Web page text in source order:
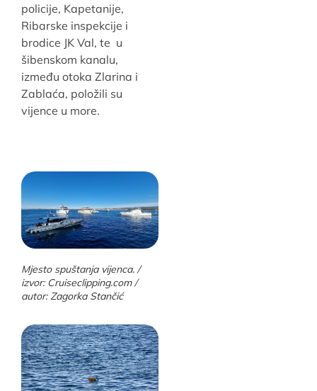
policije, Kapetanije,
Ribarske inspekcije i
brodice JK Val, te u
šibenskom kanalu,
između otoka Zlarina i
Zablaća, položili su
vijence u more.
Mjesto spuštanja vijenca. /
izvor: Cruiseclipping.com /
autor: Zagorka Stančić